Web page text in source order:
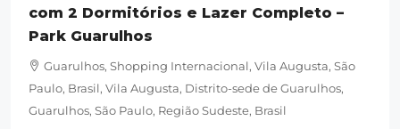
com 2 Dormitórios e Lazer Completo –
Park Guarulhos
Guarulhos, Shopping Internacional, Vila Augusta, São
Paulo, Brasil, Vila Augusta, Distrito-sede de Guarulhos,
Guarulhos, São Paulo, Região Sudeste, Brasil